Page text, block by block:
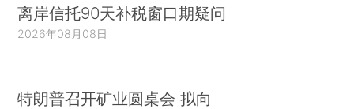
离岸信托90天补税窗口期疑问
2026年08月08日
特朗普召开矿业圆桌会 拟向